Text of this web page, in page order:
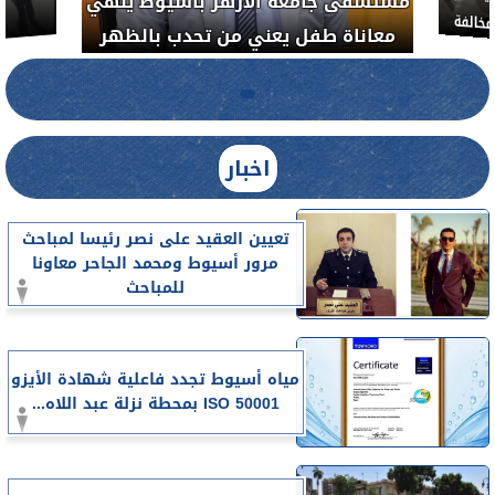
لضبط المنشآت الطبية المخالفة.....
اخبار
تعيين العقيد على نصر رئيسا لمباحث
مرور أسيوط ومحمد الجاحر معاونا
للمباحث
مياه أسيوط تجدد فاعلية شهادة الأيزو
ISO 50001 بمحطة نزلة عبد اللاه...